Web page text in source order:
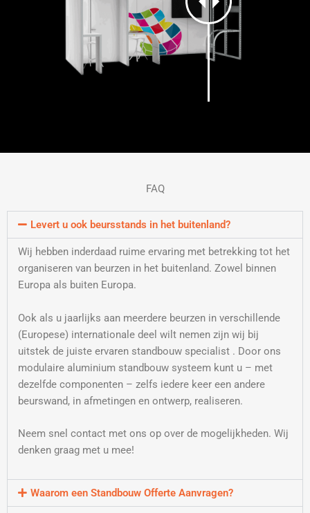
FAQ
Levert u ook beursstands in het buitenland?
Wij hebben inderdaad ruime ervaring met betrekking tot het
organiseren van beurzen in het buitenland. Zowel binnen
Europa als buiten Europa.
Ook als u jaarlijks aan meerdere beurzen in verschillende
(Europese) internationale deel wilt nemen zijn wij bij
uitstek de juiste ervaren standbouw specialist . Door ons
modulaire aluminium standbouw systeem kunt u – met
dezelfde componenten – zelfs iedere keer een andere
beurswand, in afmetingen en ontwerp, realiseren.
Neem snel contact met ons op over de mogelijkheden. Wij
denken graag met u mee!
Waarom een Standbouw Offerte Aanvragen?